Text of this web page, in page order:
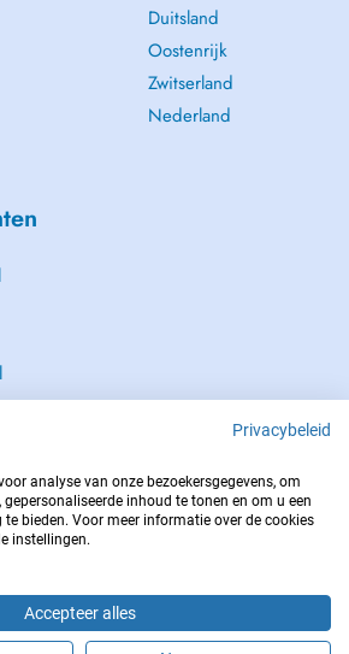
Duitsland
Oostenrijk
Zwitserland
Nederland
VAN NOOD CONTACT OP MET : 112
Privacybeleid
analyse van onze bezoekersgegevens, om
gepersonaliseerde inhoud te tonen en om u een
te bieden. Voor meer informatie over de cookies
instellingen.
Accepteer alles